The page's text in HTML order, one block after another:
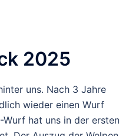
2025
uns. Nach 3 Jahre
wieder einen Wurf
Wurf hat uns in der ersten